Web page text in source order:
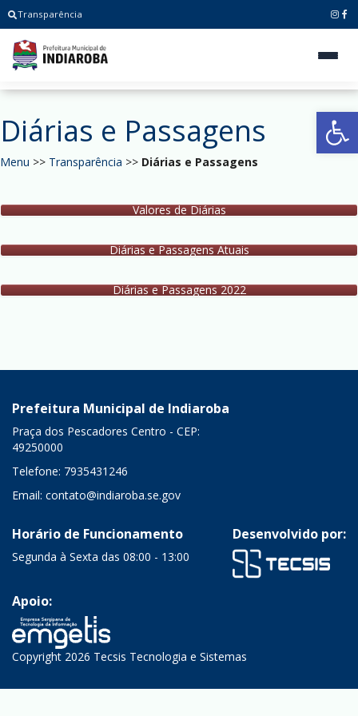
Transparência
Diárias e Passagens
Menu >> Transparência >> Diárias e Passagens
Valores de Diárias
Diárias e Passagens Atuais
Diárias e Passagens 2022
Prefeitura Municipal de Indiaroba
Praça dos Pescadores Centro - CEP:
49250000
Telefone: 7935431246
Email: contato@indiaroba.se.gov
Horário de Funcionamento
Segunda à Sexta das 08:00 - 13:00
Desenvolvido por:
Apoio:
Copyright 2026 Tecsis Tecnologia e Sistemas